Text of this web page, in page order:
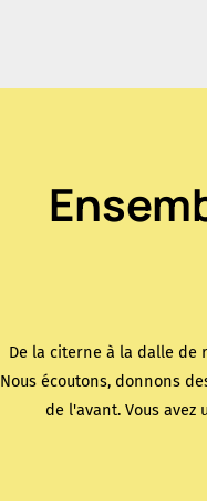
De la citerne à la dalle de
Nous écoutons, donnons
de l'avant. Vous avez